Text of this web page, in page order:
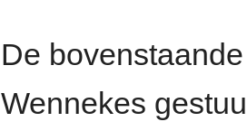
De
Wennekes